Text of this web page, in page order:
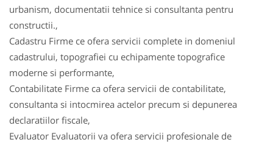
urbanism, documentatii tehnice si consultanta pentru
constructii.,
Cadastru Firme ce ofera servicii complete in domeniul
cadastrului, topografiei cu echipamente topografice
moderne si performante,
Contabilitate Firme ca ofera servicii de contabilitate,
consultanta si intocmirea actelor precum si depunerea
declaratiilor fiscale,
Evaluator Evaluatorii va ofera servicii profesionale de